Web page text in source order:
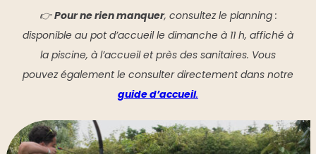
👉Pour ne rien manquer, consultez le planning :
disponible au pot d’accueil le dimanche à 11 h, affiché à
la piscine, à l’accueil et près des sanitaires. Vous
pouvez également le consulter directement dans notre
guide d’accueil.